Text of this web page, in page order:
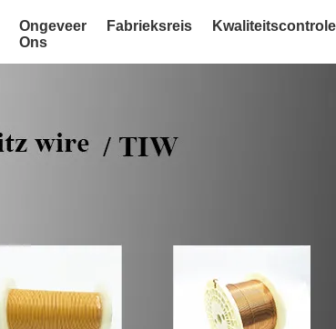
Ongeveer
Ons
Fabrieksreis Kwaliteitscontrole